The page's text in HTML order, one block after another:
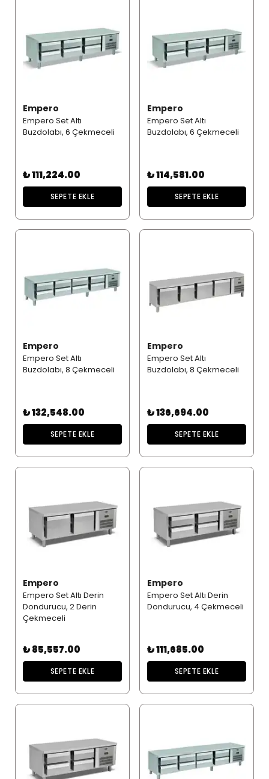
Empero
Empero Set Altı
Buzdolabı, 6 Çekmeceli
₺ 111,224.00
SEPETE EKLE
Empero
Empero Set Altı
Buzdolabı, 6 Çekmeceli
₺ 114,581.00
SEPETE EKLE
Empero
Empero Set Altı
Buzdolabı, 8 Çekmeceli
₺ 132,548.00
SEPETE EKLE
Empero
Empero Set Altı
Buzdolabı, 8 Çekmeceli
₺ 136,694.00
SEPETE EKLE
Empero
Empero Set Altı Derin
Dondurucu, 2 Derin
Çekmeceli
₺ 85,557.00
SEPETE EKLE
Empero
Empero Set Altı Derin
Dondurucu, 4 Çekmeceli
₺ 111,685.00
SEPETE EKLE